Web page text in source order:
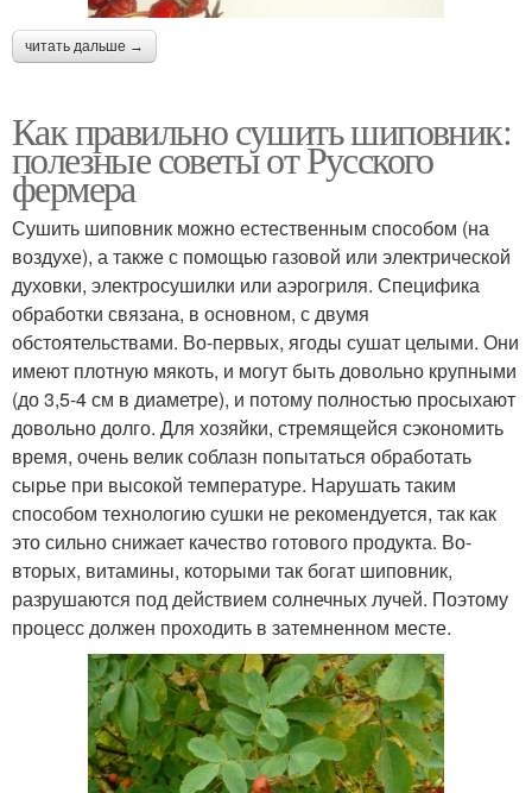
читать дальше →
Как правильно сушить шиповник:
полезные советы от Русского
фермера
Сушить шиповник можно естественным способом (на
воздухе), а также с помощью газовой или электрической
духовки, электросушилки или аэрогриля. Специфика
обработки связана, в основном, с двумя
обстоятельствами. Во-первых, ягоды сушат целыми. Они
имеют плотную мякоть, и могут быть довольно крупными
(до 3,5-4 см в диаметре), и потому полностью просыхают
довольно долго. Для хозяйки, стремящейся сэкономить
время, очень велик соблазн попытаться обработать
сырье при высокой температуре. Нарушать таким
способом технологию сушки не рекомендуется, так как
это сильно снижает качество готового продукта. Во-
вторых, витамины, которыми так богат шиповник,
разрушаются под действием солнечных лучей. Поэтому
процесс должен проходить в затемненном месте.